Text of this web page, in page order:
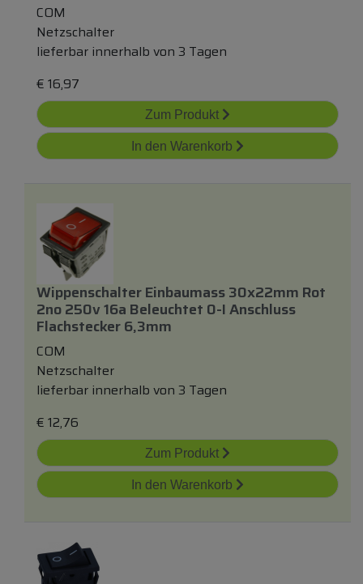
COM
Netzschalter
lieferbar innerhalb von 3 Tagen
€ 16,97
Zum Produkt
In den Warenkorb
Wippenschalter Einbaumass 30x22mm Rot
2no 250v 16a Beleuchtet 0-I Anschluss
Flachstecker 6,3mm
COM
Netzschalter
lieferbar innerhalb von 3 Tagen
€ 12,76
Zum Produkt
In den Warenkorb